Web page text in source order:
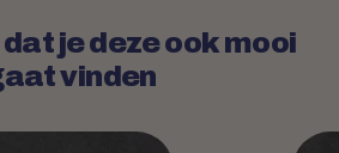
je deze ook mooi
vinden